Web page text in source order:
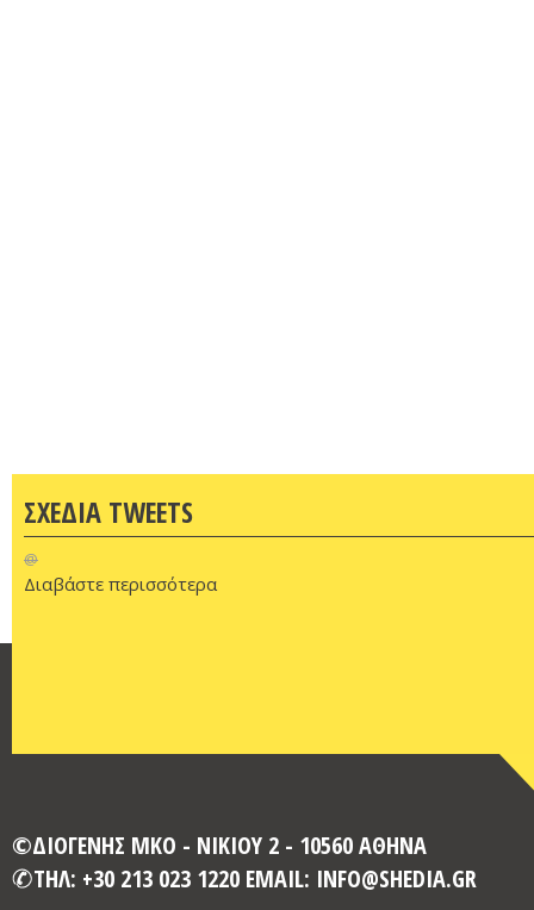
ΣΧΕΔΙΑ TWEETS
@
Διαβάστε περισσότερα
©ΔΙΟΓΕΝΗΣ ΜΚΟ - ΝΙΚΙΟΥ 2 - 10560 ΑΘΗΝΑ
ΤΗΛ: +30 213 023 1220 EMAIL: INFO@SHEDIA.GR